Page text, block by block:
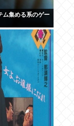
ム集める系のゲー